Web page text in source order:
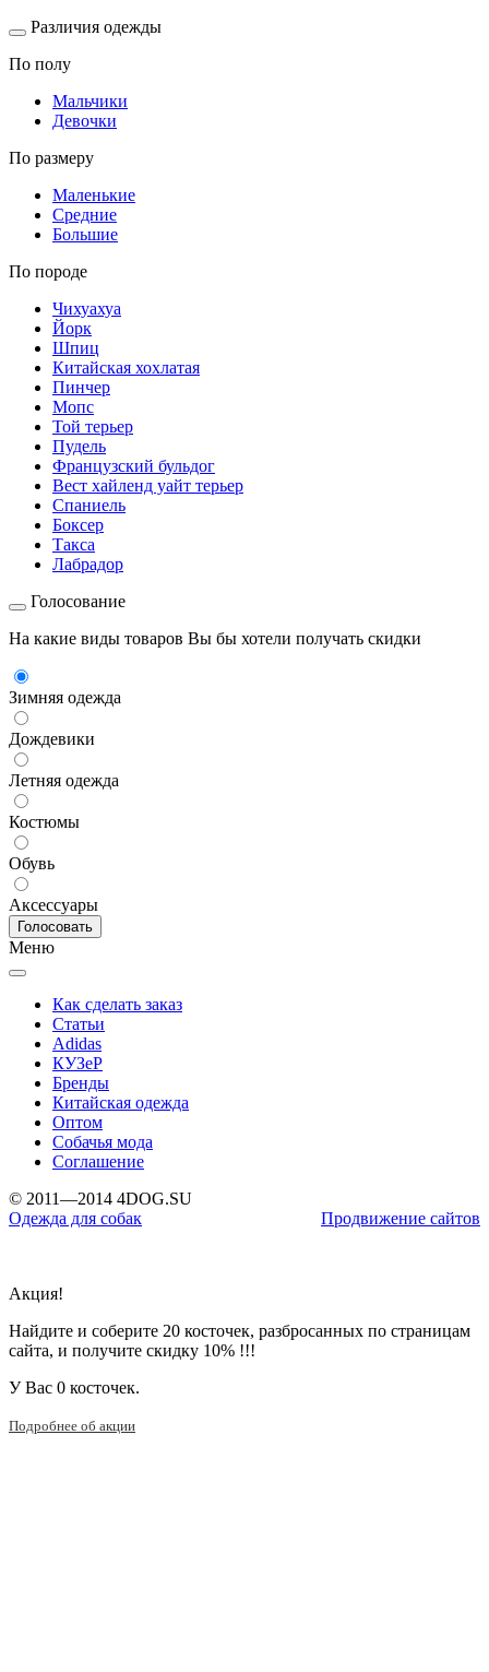
Различия одежды
По полу
Мальчики
Девочки
По размеру
Маленькие
Средние
Большие
По породе
Чихуахуа
Йорк
Шпиц
Китайская хохлатая
Пинчер
Мопс
Той терьер
Пудель
Французский бульдог
Вест хайленд уайт терьер
Спаниель
Боксер
Такса
Лабрадор
Голосование
На какие виды товаров Вы бы хотели получать скидки
Зимняя одежда
Дождевики
Летняя одежда
Костюмы
Обувь
Аксессуары
Меню
Как сделать заказ
Статьи
Adidas
КУЗеР
Бренды
Китайская одежда
Оптом
Собачья мода
Соглашение
© 2011—2014 4DOG.SU
Одежда для собак
Продвижение сайтов
Акция!
Найдите и соберите 20 косточек, разбросанных по страницам
сайта, и получите скидку 10% !!!
У Вас 0 косточек.
Подробнее об акции